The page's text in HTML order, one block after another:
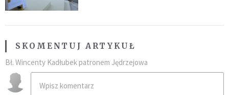
SKOMENTUJ ARTYKUŁ
Bł. Wincenty Kadłubek patronem Jędrzejowa